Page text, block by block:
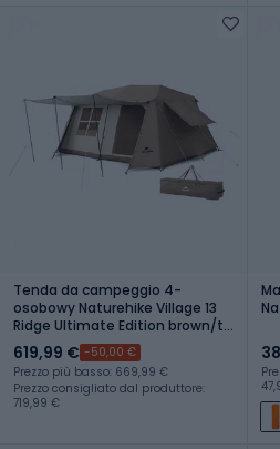
Tenda da campeggio 4-
osobowy Naturehike Village 13
Ridge Ultimate Edition brown/ti
black
619,99 € -50,00 €
Prezzo più basso: 669,99 €
Prezzo consigliato dal produttore:
719,99 €